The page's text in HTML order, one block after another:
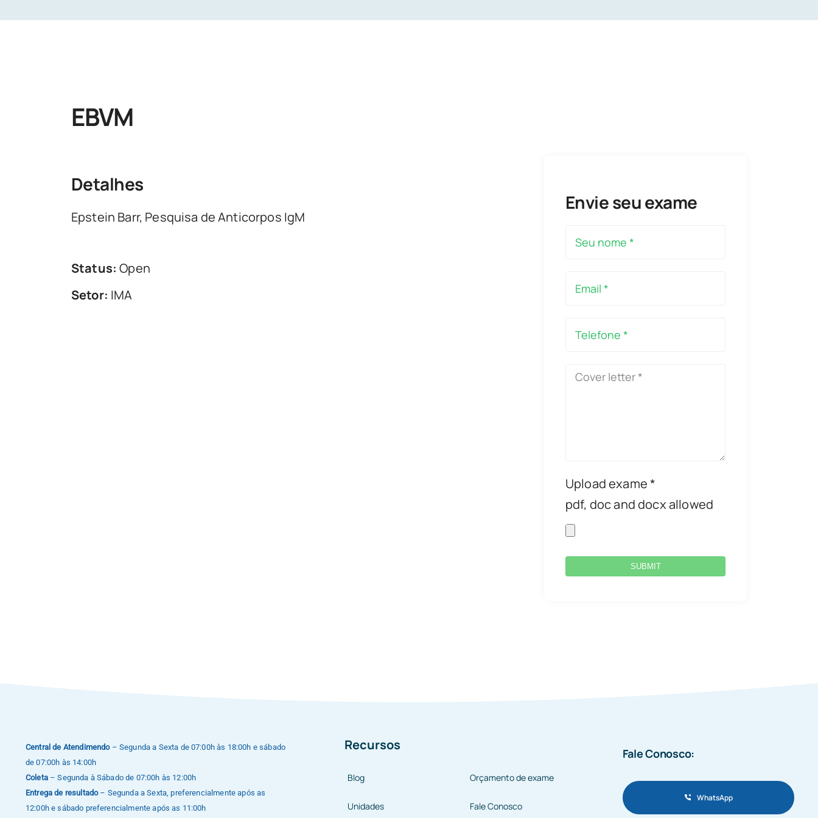
EBVM
Detalhes
Epstein Barr, Pesquisa de Anticorpos IgM
Status: Open
Setor: IMA
Envie seu exame
Upload exame *
pdf, doc and docx allowed
SUBMIT
Central de Atendimendo– Segunda a Sexta de 07:00h às 18:00h e sábado
de 07:00h às 14:00h
Coleta– Segunda à Sábado de 07:00h às 12:00h
Entrega de resultado– Segunda a Sexta, preferencialmente após as
12:00h e sábado preferencialmente após as 11:00h
Recursos
Blog
Unidades
Orçamento de exame
Fale Conosco
Fale Conosco:
WhatsApp